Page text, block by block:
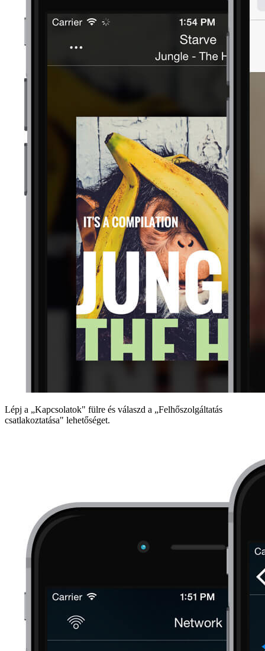
Lépj a „Kapcsolatok" fülre és válaszd a „Felhőszolgáltatás
csatlakoztatása" lehetőséget.